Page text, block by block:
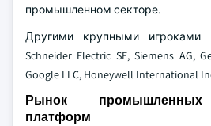
промышленном секторе.
Другими крупными игроками
Schneider Electric SE, Siemens AG,
Google LLC, Honeywell International
Рынок
платформ